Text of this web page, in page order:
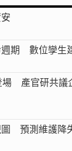
期 數位孿生
場 產官研共議
圖 預測維護降